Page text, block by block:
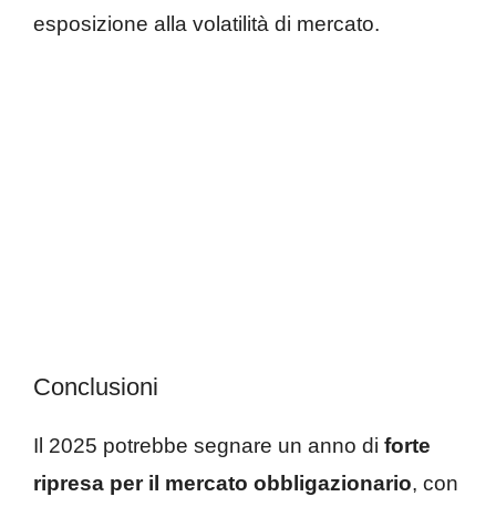
esposizione alla volatilità di mercato.
Conclusioni
Il 2025 potrebbe segnare un anno di forte
ripresa per il mercato obbligazionario, con